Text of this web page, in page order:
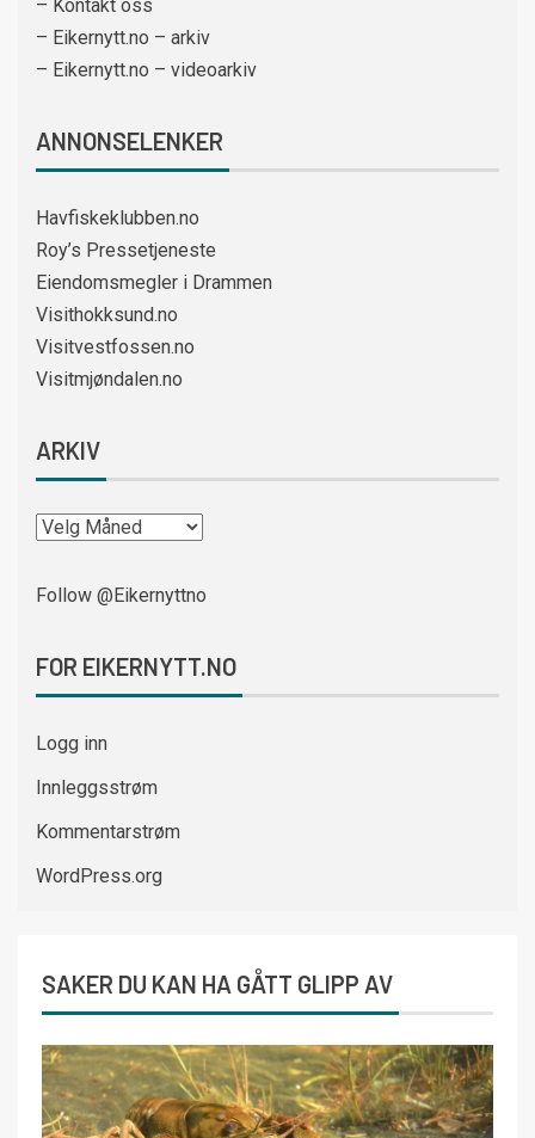
– Kontakt oss
– Eikernytt.no – arkiv
– Eikernytt.no – videoarkiv
ANNONSELENKER
Havfiskeklubben.no
Roy’s Pressetjeneste
Eiendomsmegler i Drammen
Visithokksund.no
Visitvestfossen.no
Visitmjøndalen.no
ARKIV
Follow @Eikernyttno
FOR EIKERNYTT.NO
Logg inn
Innleggsstrøm
Kommentarstrøm
WordPress.org
SAKER DU KAN HA GÅTT GLIPP AV